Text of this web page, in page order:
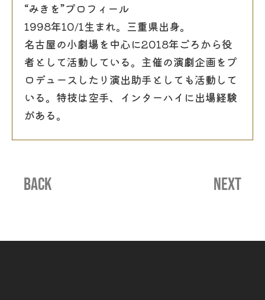
“みきを”プロフィール
1998年10/1生まれ。三重県出身。
名古屋の小劇場を中心に2018年ごろから役
者として活動している。主催の演劇企画をプ
ロデュースしたり演出助手としても活動して
いる。特技は空手、インターハイに出場経験
がある。
BACK NEXT